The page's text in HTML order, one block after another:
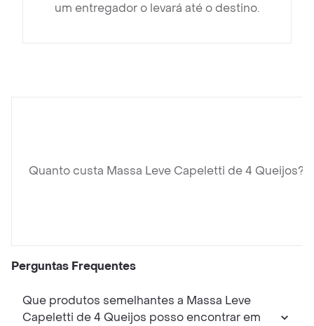
um entregador o levará até o destino.
Quanto custa Massa Leve Capeletti de 4 Queijos?
Perguntas Frequentes
Que produtos semelhantes a Massa Leve
Capeletti de 4 Queijos posso encontrar em